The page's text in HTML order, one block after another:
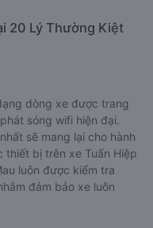
20 Lý Thường Kiệt
dòng xe được trang
sóng wifi hiện đại.
sẽ mang lại cho hành
thiết bị trên xe Tuấn Hiệp
luôn được kiểm tra
đảm bảo xe luôn